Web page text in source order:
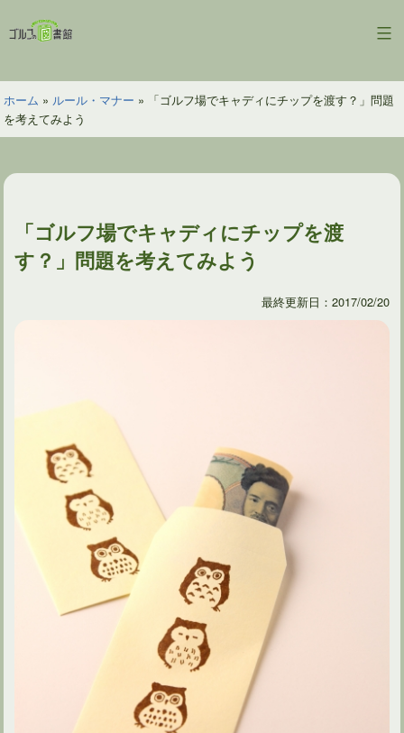
ン
ツ
へ
ス
ッ
ゴ
フ
の
図
ホーム » ルール・マナー »
「ゴルフ場でキャディにチップを渡す？」問題
を考えてみよう
「ゴルフ場でキャディにチップを渡
す？」問題を考えてみよう
最終更新日：2017/02/20